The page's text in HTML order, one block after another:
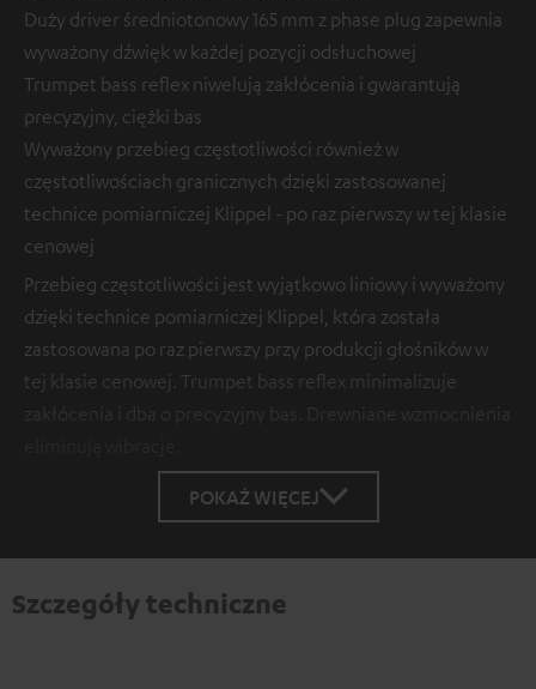
Duży driver średniotonowy 165 mm z phase plug zapewnia
wyważony dźwięk w każdej pozycji odsłuchowej
Trumpet bass reflex niwelują zakłócenia i gwarantują
precyzyjny, ciężki bas
Wyważony przebieg częstotliwości również w
częstotliwościach granicznych dzięki zastosowanej
technice pomiarniczej Klippel - po raz pierwszy w tej klasie
cenowej
Przebieg częstotliwości jest wyjątkowo liniowy i wyważony
dzięki technice pomiarniczej Klippel, która została
zastosowana po raz pierwszy przy produkcji głośników w
tej klasie cenowej. Trumpet bass reflex minimalizuje
zakłócenia i dba o precyzyjny bas. Drewniane wzmocnienia
POKAŻ WIĘCEJ
Szczegóły techniczne